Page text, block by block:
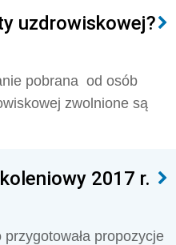
uzdrowiskowej?
pobrana od osób
zwolnione są
2017 r.
propozycje